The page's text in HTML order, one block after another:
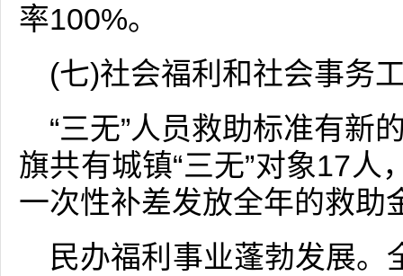
率100%。
(七)社会福利和社会事务
“三无”人员救助标准有新
旗共有城镇“三无”对象17
一次性补差发放全年的救助
民办福利事业蓬勃发展